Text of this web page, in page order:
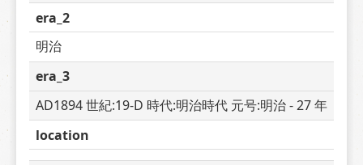
era_2
明治
era_3
AD1894 世紀:19-D 時代:明治時代 元号:明治 - 27 年
location